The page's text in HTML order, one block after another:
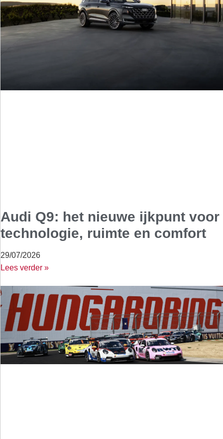
Audi Q9: het nieuwe ijkpunt voor
technologie, ruimte en comfort
29/07/2026
Lees verder »